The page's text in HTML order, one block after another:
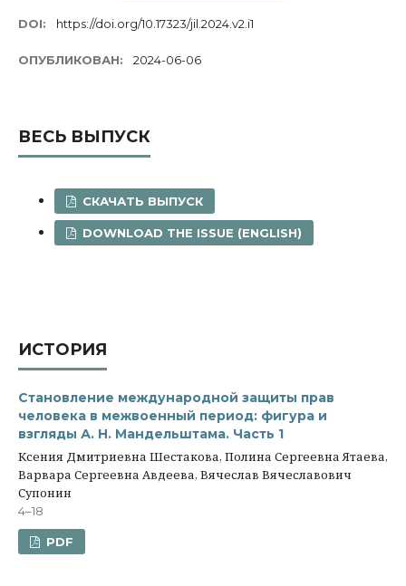
DOI: https://doi.org/10.17323/jil.2024.v2.i1
ОПУБЛИКОВАН: 2024-06-06
ВЕСЬ ВЫПУСК
СКАЧАТЬ ВЫПУСК
DOWNLOAD THE ISSUE (ENGLISH)
ИСТОРИЯ
Становление международной защиты прав
человека в межвоенный период: фигура и
взгляды А. Н. Мандельштама. Часть 1
Ксения Дмитриевна Шестакова, Полина Сергеевна Ятаева,
Варвара Сергеевна Авдеева, Вячеслав Вячеславович
Супонин
4–18
PDF